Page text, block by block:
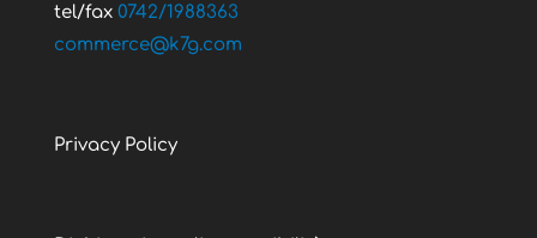
tel/fax 0742/1988363
moc.g7k
@ecremmoc
Privacy Policy